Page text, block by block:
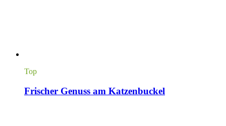
Top
Frischer Genuss am Katzenbuckel